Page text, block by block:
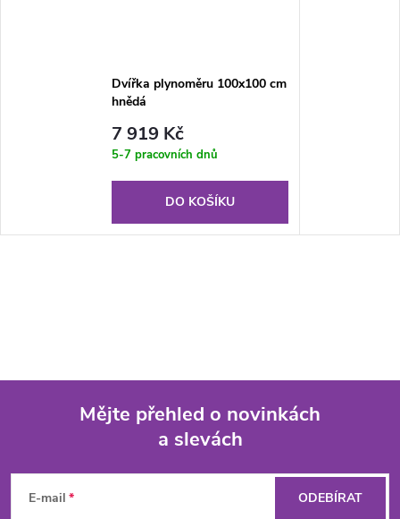
Dvířka plynoměru 100x100 cm
hnědá
7 919 Kč
5-7 pracovních dnů
DO KOŠÍKU
Mějte přehled o novinkách
a slevách
E-mail ODEBÍRAT